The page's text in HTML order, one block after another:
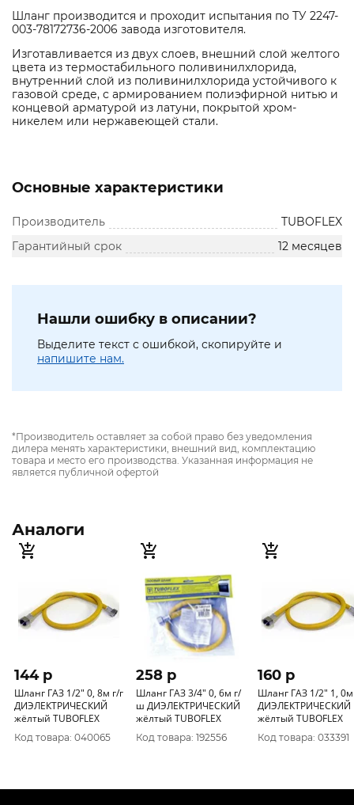
Шланг производится и проходит испытания по ТУ 2247-
003-78172736-2006 завода изготовителя.
Изготавливается из двух слоев, внешний слой желтого
цвета из термостабильного поливинилхлорида,
внутренний слой из поливинилхлорида устойчивого к
газовой среде, с армированием полиэфирной нитью и
концевой арматурой из латуни, покрытой хром-
никелем или нержавеющей стали.
Основные характеристики
Производитель
TUBOFLEX
Гарантийный срок
12 месяцев
Нашли ошибку в описании?
Выделите текст с ошибкой, скопируйте и
напишите нам.
*Производитель оставляет за собой право без уведомления
дилера менять характеристики, внешний вид, комплектацию
товара и место его производства. Указанная информация не
является публичной офертой
Аналоги
144 p
Шланг ГАЗ 1/2" 0, 8м г/г
ДИЭЛЕКТРИЧЕСКИЙ
жёлтый TUBOFLEX
Код товара: 040065
258 p
Шланг ГАЗ 3/4" 0, 6м г/
ш ДИЭЛЕКТРИЧЕСКИЙ
жёлтый TUBOFLEX
Код товара: 192556
160 p
Шланг ГАЗ 1/2" 1, 0м
ДИЭЛЕКТРИЧЕСКИЙ
жёлтый TUBOFLEX
Код товара: 033391